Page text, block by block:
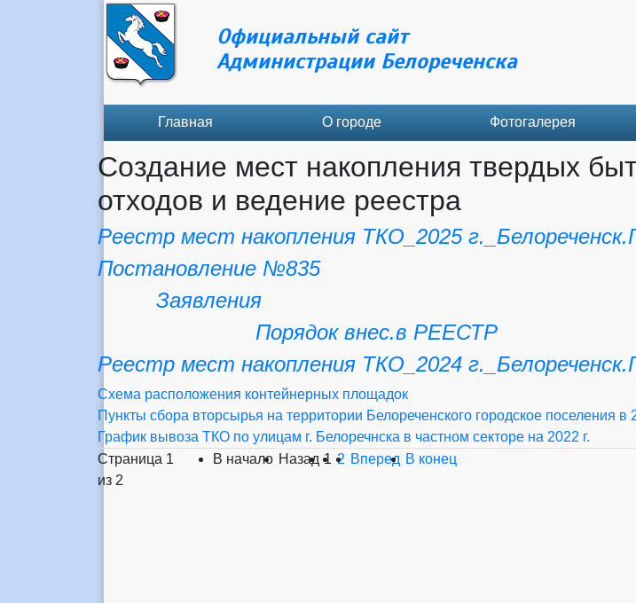
Официальный сайт
Администрации Белореченска
Главная О городе Фотогалерея
Создание мест накопления твердых
отходов и ведение реестра
Реестр мест накопления ТКО_2025
Постановление №835
Заявления
Порядок внес.в РЕЕСТР
Реестр мест накопления ТКО_2024
Схема расположения контейнерных площадок
Пункты сбора вторсырья на территории Белореченского городское поселения в
График вывоза ТКО по улицам г. Белоречнска в частном секторе на 2022 г.
Страница 1
из 2
В начало Назад 1 2 Вперед В конец